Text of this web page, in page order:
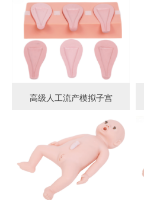
高级人工流产模拟子宫